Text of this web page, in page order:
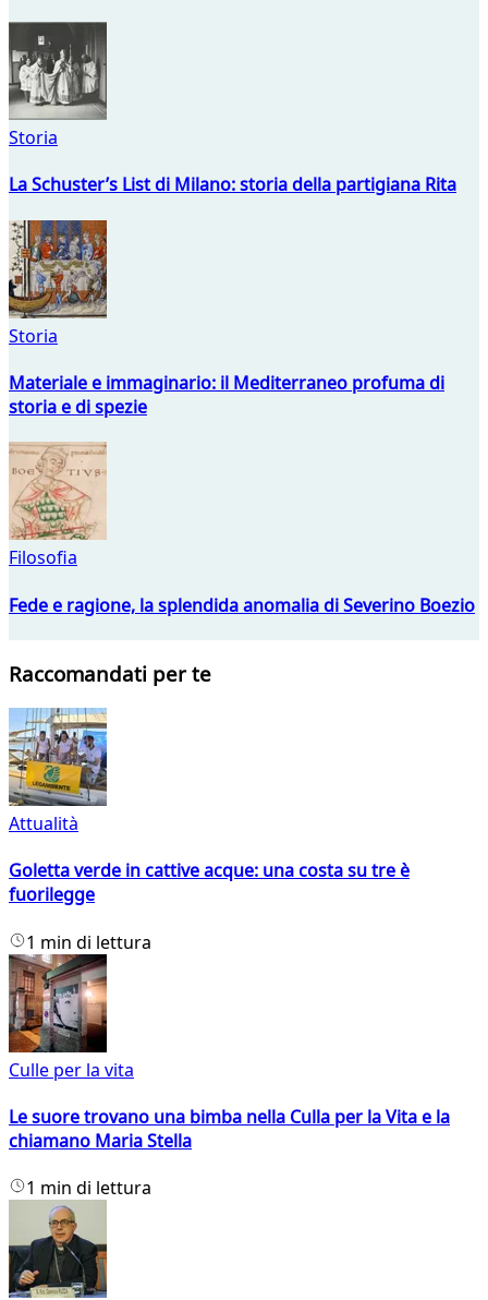
Storia
La Schuster’s List di Milano: storia della partigiana Rita
Storia
Materiale e immaginario: il Mediterraneo profuma di
storia e di spezie
Filosofia
Fede e ragione, la splendida anomalia di Severino Boezio
Raccomandati per te
Attualità
Goletta verde in cattive acque: una costa su tre è
fuorilegge
1 min di lettura
Culle per la vita
Le suore trovano una bimba nella Culla per la Vita e la
chiamano Maria Stella
1 min di lettura